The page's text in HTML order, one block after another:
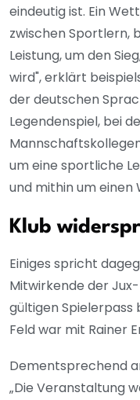
eindeutig ist. Ein
zwischen Sportlern,
Leistung, um den
wird", erklärt
der deutschen
Legendenspiel, bei
um eine sportliche
und mithin um
Klub
Einiges spricht
Mitwirkende der
gültigen Spielerpass
Feld war mit Rainer
Dementsprechend
„Die Veranstaltung